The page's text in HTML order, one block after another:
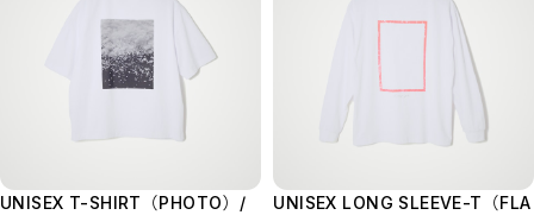
UNISEX T-SHIRT（PHOTO）/
UNISEX LONG SLEEVE-T（FLA